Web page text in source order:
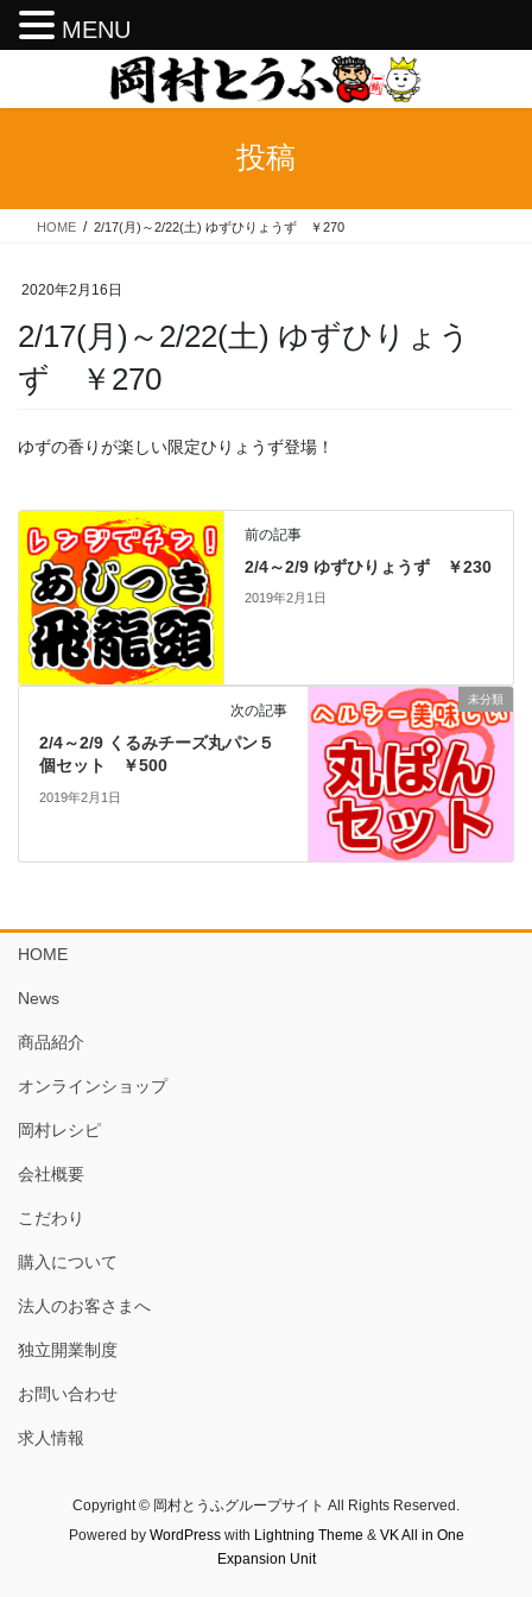
テ
ス
ゲ
ン
投稿
HOME 2/17(月)～2/22(土) ゆずひりょうず ￥270
2020年2月16日
2/17(月)～2/22(土) ゆずひりょう
ず ￥270
ゆずの香りが楽しい限定ひりょうず登場！
前の記事
2/4～2/9 ゆずひりょうず ￥230
2019年2月1日
未分類
次の記事
2/4～2/9 くるみチーズ丸パン５
個セット ￥500
2019年2月1日
HOME
News
商品紹介
オンラインショップ
岡村レシピ
会社概要
こだわり
購入について
法人のお客さまへ
独立開業制度
お問い合わせ
求人情報
Copyright © 岡村とうふグループサイト All Rights Reserved.
Powered by WordPresswith Lightning Theme & VK All in One
Expansion Unit
MENU